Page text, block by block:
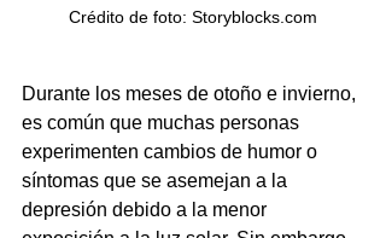
Crédito de foto: Storyblocks.com
Durante los meses de otoño e invierno,
es común que muchas personas
experimenten cambios de humor o
síntomas que se asemejan a la
depresión debido a la menor